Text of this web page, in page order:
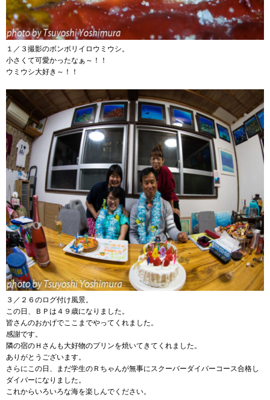
１／３撮影のボンボリイロウミウシ。
小さくて可愛かったなぁ～！！
ウミウシ大好き～！！
３／２６のログ付け風景。
この日、ＢＰは４９歳になりました。
皆さんのおかげでここまでやってくれました。
感謝です。
隣の宿のＨさんも大好物のプリンを焼いてきてくれました。
ありがとうございます。
さらにこの日、まだ学生のＲちゃんが無事にスクーバーダイバーコース合格し
ダイバーになりました。
これからいろいろな海を楽しんでください。